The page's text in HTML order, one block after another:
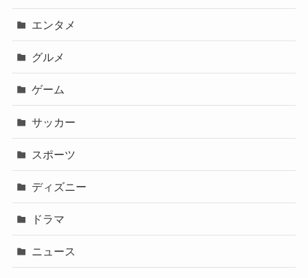
エンタメ
グルメ
ゲーム
サッカー
スポーツ
ディズニー
ドラマ
ニュース